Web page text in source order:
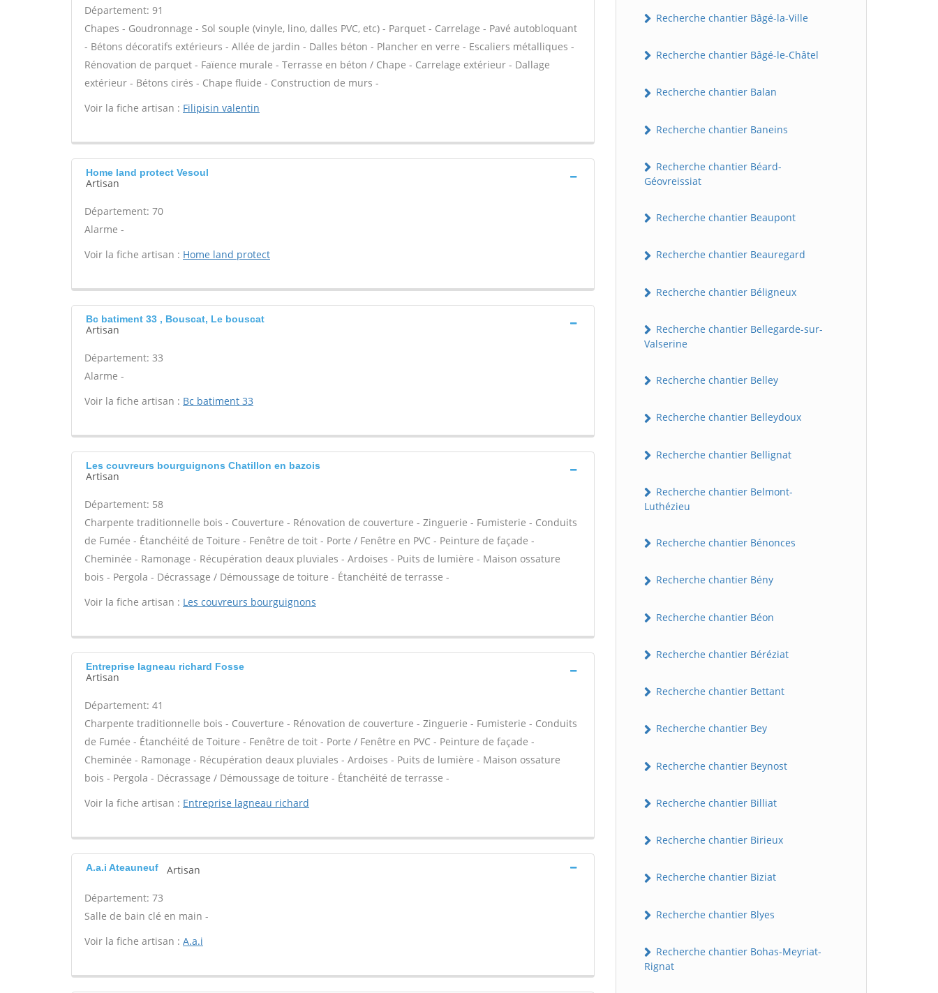
Département: 91
Chapes - Goudronnage - Sol souple (vinyle, lino, dalles PVC, etc) - Parquet - Carrelage - Pavé autobloquant
- Bétons décoratifs extérieurs - Allée de jardin - Dalles béton - Plancher en verre - Escaliers métalliques -
Rénovation de parquet - Faïence murale - Terrasse en béton / Chape - Carrelage extérieur - Dallage
extérieur - Bétons cirés - Chape fluide - Construction de murs -
Voir la fiche artisan : Filipisin valentin
Home land protect Vesoul
Artisan
Département: 70
Alarme -
Voir la fiche artisan : Home land protect
Bc batiment 33 , Bouscat, Le bouscat
Artisan
Département: 33
Alarme -
Voir la fiche artisan : Bc batiment 33
Les couvreurs bourguignons Chatillon en bazois
Artisan
Département: 58
Charpente traditionnelle bois - Couverture - Rénovation de couverture - Zinguerie - Fumisterie - Conduits
de Fumée - Étanchéité de Toiture - Fenêtre de toit - Porte / Fenêtre en PVC - Peinture de façade -
Cheminée - Ramonage - Récupération deaux pluviales - Ardoises - Puits de lumière - Maison ossature
bois - Pergola - Décrassage / Démoussage de toiture - Étanchéité de terrasse -
Voir la fiche artisan : Les couvreurs bourguignons
Entreprise lagneau richard Fosse
Artisan
Département: 41
Charpente traditionnelle bois - Couverture - Rénovation de couverture - Zinguerie - Fumisterie - Conduits
de Fumée - Étanchéité de Toiture - Fenêtre de toit - Porte / Fenêtre en PVC - Peinture de façade -
Cheminée - Ramonage - Récupération deaux pluviales - Ardoises - Puits de lumière - Maison ossature
bois - Pergola - Décrassage / Démoussage de toiture - Étanchéité de terrasse -
Voir la fiche artisan : Entreprise lagneau richard
A.a.i Ateauneuf Artisan
Département: 73
Salle de bain clé en main -
Voir la fiche artisan : A.a.i
Recherche chantier Bâgé-la-Ville
Recherche chantier Bâgé-le-Châtel
Recherche chantier Balan
Recherche chantier Baneins
Recherche chantier Béard-
Géovreissiat
Recherche chantier Beaupont
Recherche chantier Beauregard
Recherche chantier Béligneux
Recherche chantier Bellegarde-sur-
Valserine
Recherche chantier Belley
Recherche chantier Belleydoux
Recherche chantier Bellignat
Recherche chantier Belmont-
Luthézieu
Recherche chantier Bénonces
Recherche chantier Bény
Recherche chantier Béon
Recherche chantier Béréziat
Recherche chantier Bettant
Recherche chantier Bey
Recherche chantier Beynost
Recherche chantier Billiat
Recherche chantier Birieux
Recherche chantier Biziat
Recherche chantier Blyes
Recherche chantier Bohas-Meyriat-
Rignat